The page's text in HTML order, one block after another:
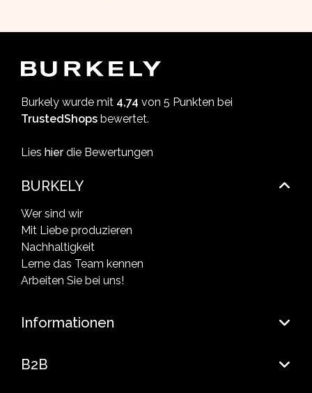
Burkely wurde mit 4,74 von 5 Punkten bei
TrustedShops bewertet.
Lies hierdie Bewertungen
BURKELY
Wer sind wir
Mit Liebe produzieren
Nachhaltigkeit
Lerne das Team kennen
Arbeiten Sie bei uns!
Informationen
B2B